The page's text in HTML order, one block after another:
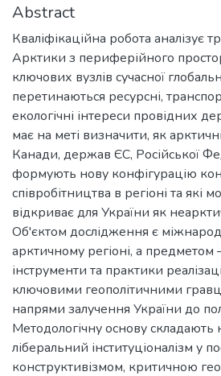
Abstract
Кваліфікаційна робота аналізує
Арктики з периферійного
ключових вузлів сучасної
перетинаються ресурсні,
екологічні інтереси провідних
має на меті визначити, як
Канади, держав ЄС, Російської
формують нову конфігурацію
співробітництва в регіоні та які
відкриває для України як
Об'єктом дослідження є
арктичному регіоні, а предметом
інструменти та практики
ключовими геополітичними
напрями залучення України до
Методологічну основу складають
ліберальний інституціоналізм у
конструктивізмом, критичною